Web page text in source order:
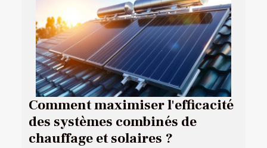
Comment maximiser l'efficacité
des systèmes combinés de
chauffage et solaires ?